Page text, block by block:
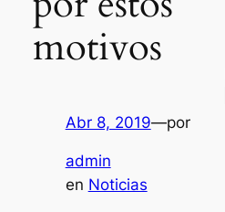
motivos
Abr 8, 2019—por
admin
en Noticias